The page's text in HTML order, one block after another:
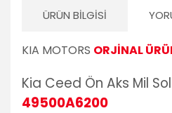
ÜRÜN BILGISI
KIA MOTORS ORJİNAL
Kia Ceed Ön Aks Mil
49500A6200